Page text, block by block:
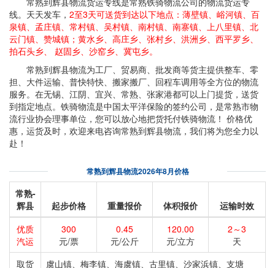
线。天天发车， 2至3天可送货到达以下地点：薄壁镇、峪河镇、百
泉镇、孟庄镇、常村镇、吴村镇、南村镇、南寨镇、上八里镇、北
云门镇、赞城镇；黄水乡、高庄乡、张村乡、洪洲乡、西平罗乡、
拍石头乡、 赵固乡、沙窑乡、冀屯乡。
常熟到辉县物流为工厂、贸易商、批发商等货主提供整车、零
担、大件运输、普快特快、搬家搬厂、回程车调用等全方位的物流
服务。在无锡、江阴、宜兴、常熟、张家港都可以上门提货，送货
到指定地点。铁骑物流是中国太平洋保险的签约公司，是常熟市物
流行业协会理事单位，您可以放心地把货托付铁骑物流！ 价格优
惠，运货及时，欢迎来电咨询常熟到辉县物流，我们将为您全力以
赴！
常熟到辉县物流2026年8月价格
常熟-
辉县
起步价格 重量报价 体积报价
运输时效
优质
汽运
300
元/票
0.45
元/公斤
120.00
元/立方
2～3
天
取货
虞山镇、梅李镇、海虞镇、古里镇、沙家浜镇、支塘